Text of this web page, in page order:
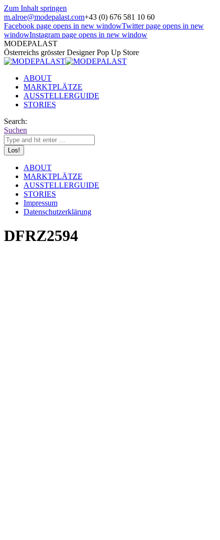
Zum Inhalt springen
m.alroe@modepalast.com+43 (0) 676 581 10 60
Facebook page opens in new windowTwitter page opens in new
windowInstagram page opens in new window
MODEPALAST
Österreichs grösster Designer Pop Up Store
ABOUT
MARKTPLÄTZE
AUSSTELLERGUIDE
STORIES
Search:
Suchen
ABOUT
MARKTPLÄTZE
AUSSTELLERGUIDE
STORIES
Impressum
Datenschutzerklärung
DFRZ2594